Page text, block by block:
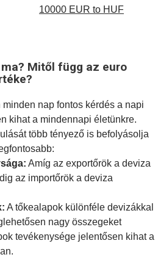
10000 EUR to HUF
Mitől függ az euro
minden nap fontos kérdés a napi
kihat a mindennapi életünkre.
több tényező is befolyásolja
Amíg az exportőrök a deviza
az importőrök a deviza
A tőkealapok különféle devizákkal
nagy összegeket
tevékenysége jelentősen kihat a